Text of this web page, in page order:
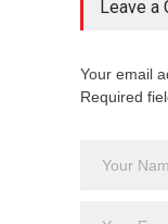
Leave a
Your email
Required